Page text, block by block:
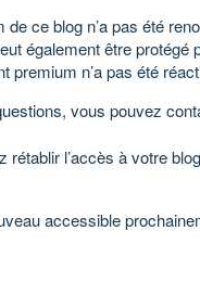
ce blog n’a pas été
également être protégé
premium n’a pas été
vous pouvez
rétablir l’accès à votre
accessible